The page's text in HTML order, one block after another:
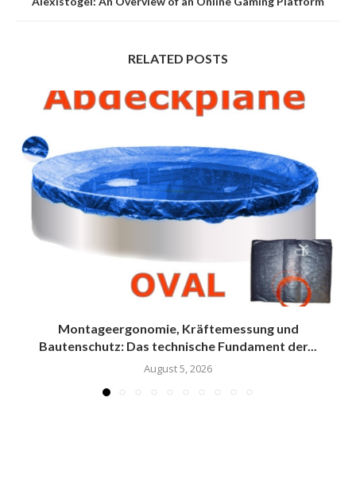
RELATED POSTS
Montageergonomie, Kräftemessung und
Bautenschutz: Das technische Fundament der...
August 5, 2026